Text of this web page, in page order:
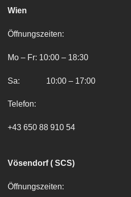
Wien
Öffnungszeiten:
Mo – Fr: 10:00 – 18:30
Sa: 10:00 – 17:00
Telefon:
+43 650 88 910 54
Vösendorf ( SCS)
Öffnungszeiten: